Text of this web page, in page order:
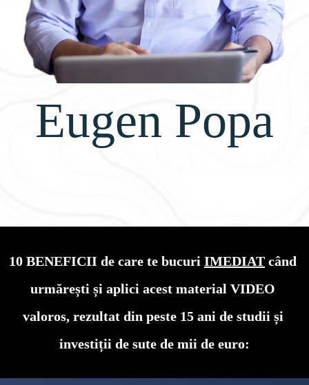
Eugen Popa
10 BENEFICII de care te bucuri IMEDIAT când
urmărești și aplici acest material VIDEO
valoros, rezultat din peste 15 ani de studii și
investiții de sute de mii de euro: